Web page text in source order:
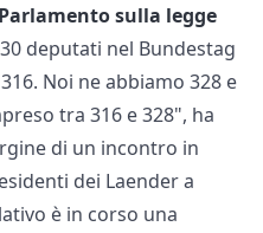
sulla legge
deputati nel Bundestag
Noi ne abbiamo 328 e
tra 316 e 328", ha
di un incontro in
dei Laender a
è in corso una